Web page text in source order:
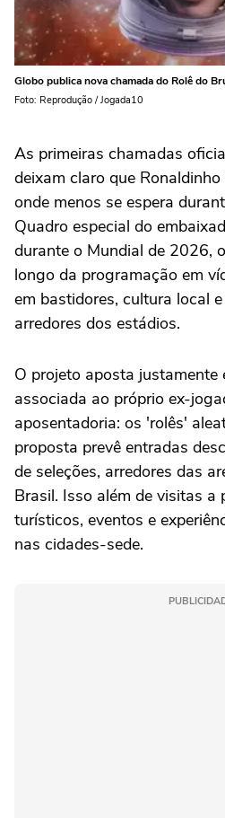
Globo publica nova chamada do Rolê do
Foto: Reprodução / Jogada10
As primeiras chamadas
deixam claro que
onde menos se espera
Quadro especial do
durante o Mundial de 2026,
longo da programação em
em bastidores, cultura local
arredores dos estádios.
O projeto aposta justamente
associada ao próprio ex-
aposentadoria: os 'rolês'
proposta prevê entradas
de seleções, arredores das
Brasil. Isso além de visitas a
turísticos, eventos e
nas cidades-sede.